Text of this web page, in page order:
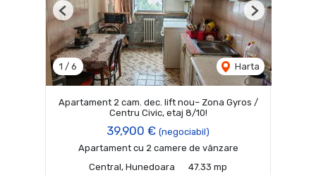
1 / 6 Harta
Previous Next
Apartament 2 cam. dec. lift nou– Zona Gyros /
Centru Civic, etaj 8/10!
39,900 € (negociabil)
Apartament cu 2 camere de vânzare
Central, Hunedoara
47.33 mp